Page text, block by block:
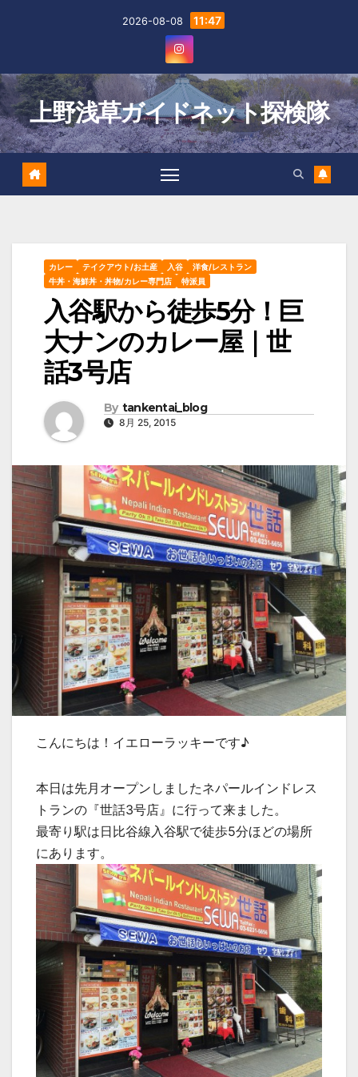
2026-08-08 11:47
上野浅草ガイドネット探検隊
カレー テイクアウト/お土産 入谷
洋食/レストラン
牛丼・海鮮丼・丼物/カレー専門店
特派員
入谷駅から徒歩5分！巨
大ナンのカレー屋｜世
話3号店
By tankentai_blog
8月 25, 2015
こんにちは！イエローラッキーです♪
本日は先月オープンしましたネパールインドレス
トランの『世話3号店』に行って来ました。
最寄り駅は日比谷線入谷駅で徒歩5分ほどの場所
にあります。